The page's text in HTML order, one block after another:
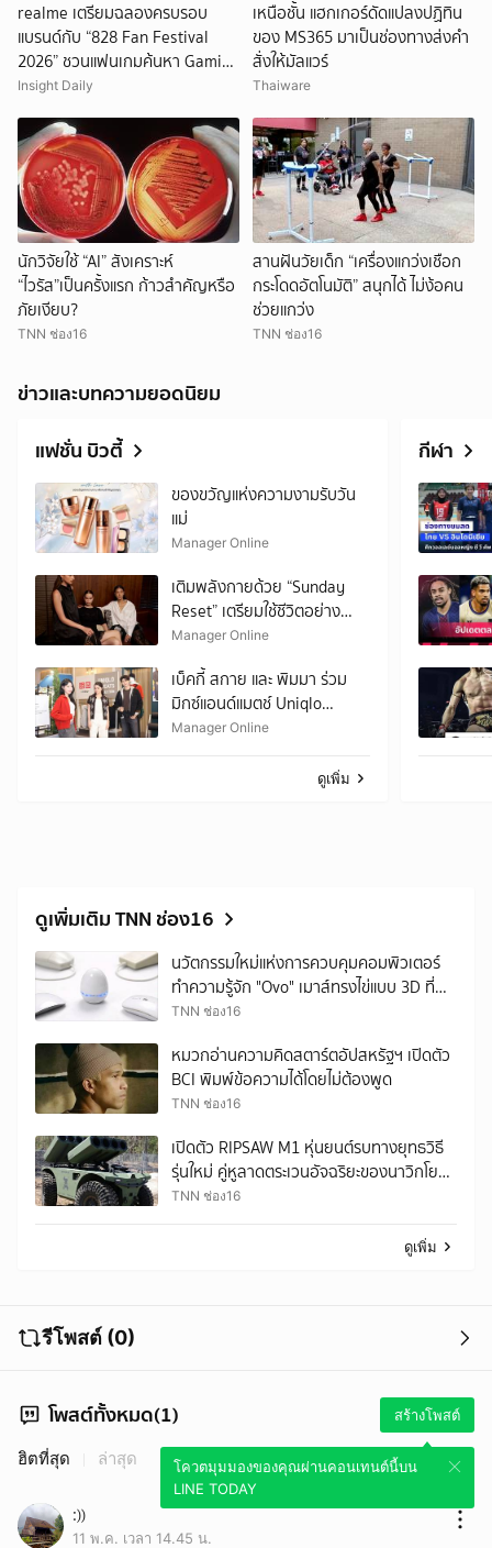
realme เตรียมฉลองครบรอบ
แบรนด์กับ “828 Fan Festival
2026” ชวนแฟนเกมค้นหา Gaming
DNA
Insight Daily
เหนือชั้น แฮกเกอร์ดัดแปลงปฏิทิน
ของ MS365 มาเป็นช่องทางส่งคำ
สั่งให้มัลแวร์
Thaiware
นักวิจัยใช้ “AI” สังเคราะห์
“ไวรัส”เป็นครั้งแรก ก้าวสำคัญหรือ
ภัยเงียบ?
TNN ช่อง16
สานฝันวัยเด็ก “เครื่องแกว่งเชือก
กระโดดอัตโนมัติ” สนุกได้ ไม่ง้อคน
ช่วยแกว่ง
TNN ช่อง16
ข่าวและบทความยอดนิยม
แฟชั่น บิวตี้
ของขวัญแห่งความงามรับวัน
แม่
Manager Online
เติมพลังกายด้วย “Sunday
Reset” เตรียมใช้ชีวิตอย่าง
ตั้งใจ
Manager Online
เบ็คกี้ สกาย และ พิมมา ร่วม
มิกซ์แอนด์แมตช์ Uniqlo
LifeWear Fall/Winter 2026
Manager Online
ดูเพิ่ม
กีฬา
ดูเพิ่มเติม TNN ช่อง16
นวัตกรรมใหม่แห่งการควบคุมคอมพิวเตอร์
ทำความรู้จัก "Ovo" เมาส์ทรงไข่แบบ 3D ที่
ช่วยลดอาการปวดข้อมือ
TNN ช่อง16
หมวกอ่านความคิดสตาร์ตอัปสหรัฐฯ เปิดตัว
BCI พิมพ์ข้อความได้โดยไม่ต้องพูด
TNN ช่อง16
เปิดตัว RIPSAW M1 หุ่นยนต์รบทางยุทธวิธี
รุ่นใหม่ คู่หูลาดตระเวนอัจฉริยะของนาวิกโยธิน
สหรัฐฯ
TNN ช่อง16
ดูเพิ่ม
รีโพสต์ (0)
โพสต์ทั้งหมด(1) สร้างโพสต์
โควตมุมมองของคุณผ่านคอนเทนต์นี้บน
LINE TODAY
ฮิตที่สุด ล่าสุด
:))
11 พ.ค. เวลา 14.45 น.